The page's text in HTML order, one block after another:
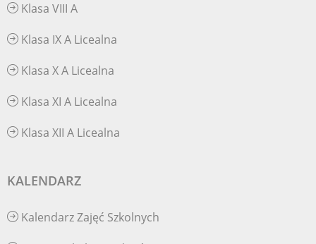
Klasa VIII A
Klasa IX A Licealna
Klasa X A Licealna
Klasa XI A Licealna
Klasa XII A Licealna
KALENDARZ
Kalendarz Zajęć Szkolnych